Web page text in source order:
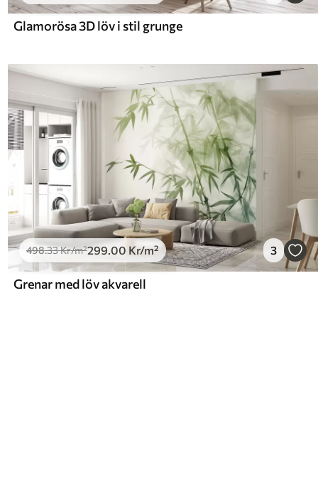
Glamorösa 3D löv i stil grunge
498.33Kr/m²299 .00 Kr/m² 3
Grenar med löv akvarell